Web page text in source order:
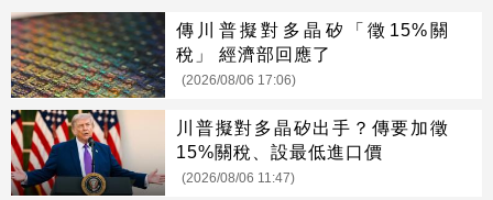
傳川普擬對多晶矽「徵15%關
稅」 經濟部回應了
(2026/08/06 17:06)
川普擬對多晶矽出手？傳要加徵
15%關稅、設最低進口價
(2026/08/06 11:47)